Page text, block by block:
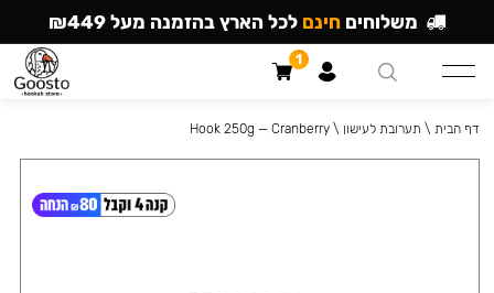
דף הבית \ תערובת לעישון \
Hook 250g — Cranberry
משלוחים חינם לכל הארץ בהזמנה מעל ₪449
1